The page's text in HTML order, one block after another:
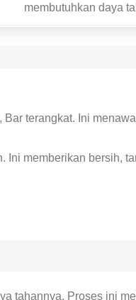
membutuhkan daya
terangkat. Ini
Ini memberikan bersih,
tahannya. Proses ini